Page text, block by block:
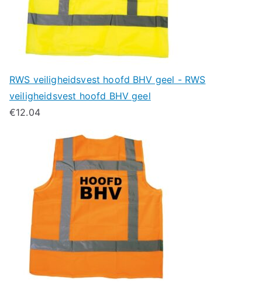
RWS veiligheidsvest hoofd BHV geel - RWS
veiligheidsvest hoofd BHV geel
€12.04